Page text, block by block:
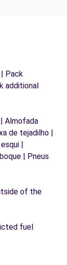
Pack
additional
Almofada
de tejadilho |
|
| Pneus
of the
fuel